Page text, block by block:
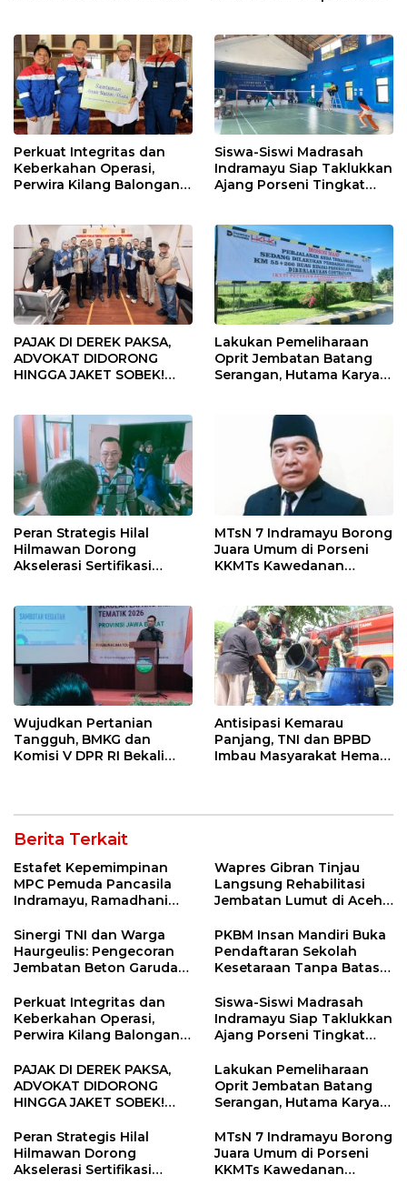
Perkuat Integritas dan
Keberkahan Operasi,
Perwira Kilang Balongan
Siswa-Siswi Madrasah
Indramayu Siap Taklukkan
Ajang Porseni Tingkat
PAJAK DI DEREK PAKSA,
ADVOKAT DIDORONG
HINGGA JAKET SOBEK!
Pekanbaru!
Lakukan Pemeliharaan
Oprit Jembatan Batang
Serangan, Hutama Karya
Peran Strategis Hilal
Hilmawan Dorong
Akselerasi Sertifikasi
Indramayu
MTsN 7 Indramayu Borong
Juara Umum di Porseni
KKMTs Kawedanan
Wujudkan Pertanian
Tangguh, BMKG dan
Komisi V DPR RI Bekali
Antisipasi Kemarau
Panjang, TNI dan BPBD
Imbau Masyarakat Hemat
Berita Terkait
Estafet Kepemimpinan
MPC Pemuda Pancasila
Indramayu, Ramadhani
Pimpin Organisasi Lewat
Muscablub
Wapres Gibran Tinjau
Langsung Rehabilitasi
Jembatan Lumut di Aceh
Konektivitas Pulih Cepat
Sinergi TNI dan Warga
Haurgeulis: Pengecoran
Jembatan Beton Garuda
PKBM Insan Mandiri Buka
Pendaftaran Sekolah
Kesetaraan Tanpa Batas
Perkuat Integritas dan
Keberkahan Operasi,
Perwira Kilang Balongan
Siswa-Siswi Madrasah
Indramayu Siap Taklukkan
Ajang Porseni Tingkat
PAJAK DI DEREK PAKSA,
ADVOKAT DIDORONG
HINGGA JAKET SOBEK!
Ngamuk Kepung Polresta
Pekanbaru!
Lakukan Pemeliharaan
Oprit Jembatan Batang
Serangan, Hutama Karya
55 Tol Binjai–Langsa
Peran Strategis Hilal
Hilmawan Dorong
Akselerasi Sertifikasi
MTsN 7 Indramayu Borong
Juara Umum di Porseni
KKMTs Kawedanan